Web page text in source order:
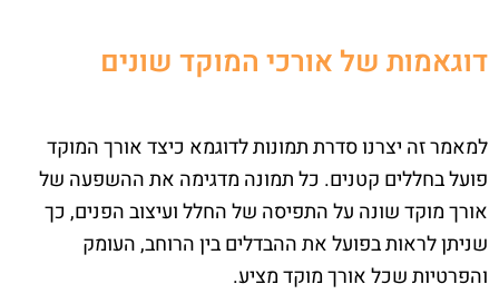
דוגאמות של אורכי המוקד שונים
למאמר זה יצרנו סדרת תמונות לדוגמא כיצד אורך המוקד
פועל בחללים קטנים. כל תמונה מדגימה את ההשפעה של
אורך מוקד שונה על התפיסה של החלל ועיצוב הפנים, כך
שניתן לראות בפועל את ההבדלים בין הרוחב, העומק
והפרטיות שכל אורך מוקד מציע.